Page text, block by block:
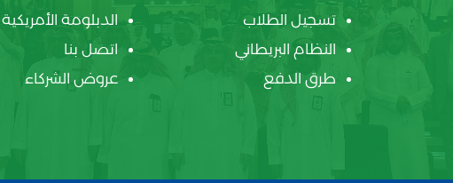
تسجيل الطلاب
الدبلومة الأمريكية
النظام البريطاني
اتصل بنا
طرق الدفع
عروض الشركاء